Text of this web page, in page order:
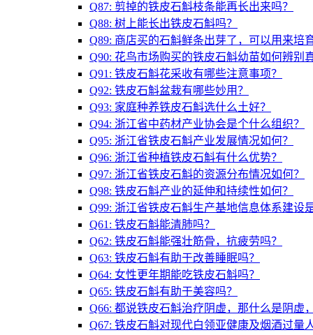
Q87: 剪掉的铁皮石斛枝条能再长出来吗？
Q88: 树上能长出铁皮石斛吗？
Q89: 商店买的石斛鲜条出芽了，可以用来培
Q90: 花鸟市场购买的铁皮石斛幼苗如何辨别
Q91: 铁皮石斛花采收有哪些注意事项？
Q92: 铁皮石斛盆栽有哪些妙用？
Q93: 家庭种养铁皮石斛选什么土好？
Q94: 浙江省中药材产业协会是个什么组织？
Q95: 浙江省铁皮石斛产业发展情况如何？
Q96: 浙江省种植铁皮石斛有什么优势？
Q97: 浙江省铁皮石斛的资源分布情况如何？
Q98: 铁皮石斛产业的延伸和持续性如何？
Q99: 浙江省铁皮石斛生产基地信息体系建设
Q61: 铁皮石斛能清肺吗？
Q62: 铁皮石斛能强壮筋骨，抗疲劳吗？
Q63: 铁皮石斛有助于改善睡眠吗？
Q64: 女性更年期能吃铁皮石斛吗？
Q65: 铁皮石斛有助于美容吗？
Q66: 都说铁皮石斛治疗阴虚，那什么是阴虚
Q67: 铁皮石斛对现代白领亚健康及烟酒过量